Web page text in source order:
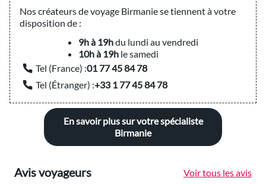
Nos créateurs de voyage Birmanie se tiennent à votre
disposition de :
9h à 19hdu lundi au vendredi
10h à 19h le samedi
Tel (France) :01 77 45 84 78
Tel (Étranger) :+33 1 77 45 84 78
En savoir plus sur votre spécialiste
Birmanie
Avis voyageurs Voir tous les avis